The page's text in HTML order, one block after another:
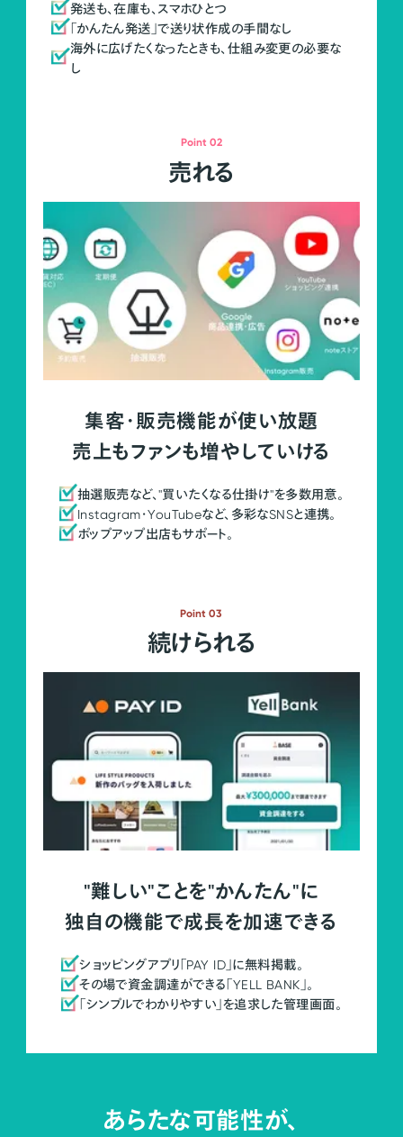
発送も、在庫も、スマホひとつ
「かんたん発送」で送り状作成の手間なし
海外に広げたくなったときも、仕組み変更の必要な
し
Point 02
売れる
集客・販売機能が使い放題
売上もファンも増やしていける
抽選販売など、"買いたくなる仕掛け"を多数用意。
Instagram・YouTubeなど、多彩なSNSと連携。
ポップアップ出店もサポート。
Point 03
続けられる
"難しい"ことを"かんたん"に
独自の機能で成長を加速できる
ショッピングアプリ「PAY ID」に無料掲載。
その場で資金調達ができる「YELL BANK」。
「シンプルでわかりやすい」を追求した管理画面。
あらたな可能性が、